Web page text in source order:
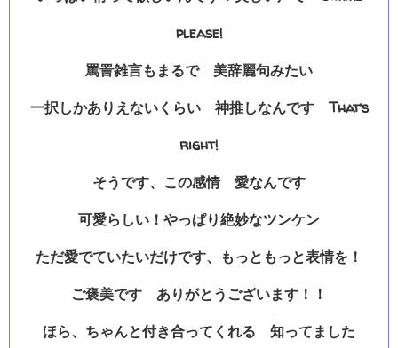
please!
罵詈雑言もまるで 美辞麗句みたい
一択しかありえないくらい 神推しなんです That’s
right!
そうです、この感情 愛なんです
可愛らしい！やっぱり絶妙なツンケン
ただ愛でていたいだけです、もっともっと表情を！
ご褒美です ありがとうございます！！
ほら、ちゃんと付き合ってくれる 知ってました